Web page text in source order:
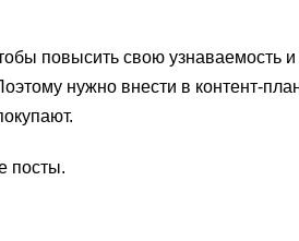
повысить свою узнаваемость и
нужно внести в контент-
посты.